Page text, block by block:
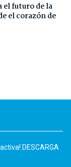
el futuro de la
el corazón de
DESCARGA